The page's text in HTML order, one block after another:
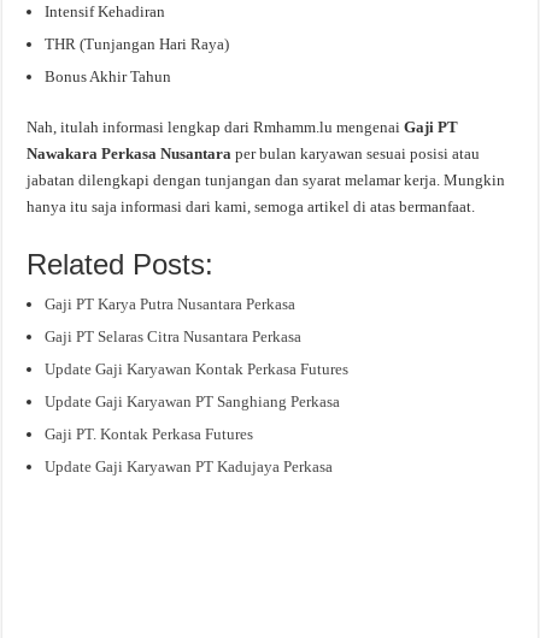
Intensif Kehadiran
THR (Tunjangan Hari Raya)
Bonus Akhir Tahun
Nah, itulah informasi lengkap dari Rmhamm.lu mengenaiGaji PT
Nawakara Perkasa Nusantara per bulan karyawan sesuai posisi atau
jabatan dilengkapi dengan tunjangan dan syarat melamar kerja. Mungkin
hanya itu saja informasi dari kami, semoga artikel di atas bermanfaat.
Related Posts:
Gaji PT Karya Putra Nusantara Perkasa
Gaji PT Selaras Citra Nusantara Perkasa
Update Gaji Karyawan Kontak Perkasa Futures
Update Gaji Karyawan PT Sanghiang Perkasa
Gaji PT. Kontak Perkasa Futures
Update Gaji Karyawan PT Kadujaya Perkasa